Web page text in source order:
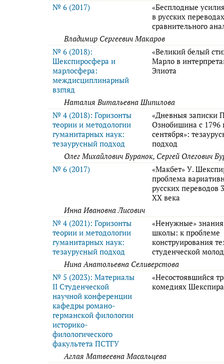
№ 6 (2017)
«Бесплодные
в русских
сравнительного
Владимир Сергеевич Макаров
№ 6 (2018):
Шекспиросфера и
марлосфера:
междисциплинарный
взгляд
«Великий белый
Марло в
Элиота
Наталия Витальевна Шипилова
№ 4 (2018): Горизонты
теории и методологии
гуманитарных наук:
тезаурусный подход
«Дневныя записки
Ознобишина с 1796
сентября»:
подход
Олег Михайлович Буранок, Сергей Олегович
№ 6 (2017)
«Макбет» У.
проблема
русских переводов
XX века
Инна Ивановна Лисович
№ 4 (2021): Горизонты
теории и методологии
гуманитарных наук:
тезаурусный подход
«Ненужные»
школы: к проблеме
конструирования
студенческой
Нина Анатольевна Селиверстова
№ 5 (2023): Материалы
II Студенческой
научной конференции
кафедры романо-
германской филологии
историко-
филологического
факультета ПСТГУ
«Несостоявшийся
комедиях Шекспира
Аглая Матвеевна Масальцева